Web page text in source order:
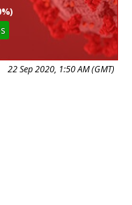
22 Sep 2020, 1:50 AM (GMT)